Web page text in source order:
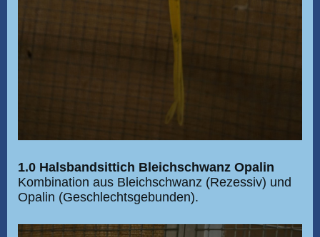
1.0 Halsbandsittich Bleichschwanz Opalin
Kombination aus Bleichschwanz (Rezessiv) und
Opalin (Geschlechtsgebunden).